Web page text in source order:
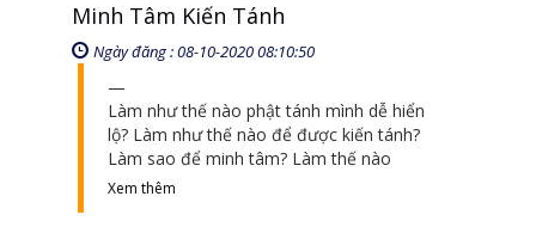
Minh Tâm Kiến Tánh
Ngày đăng : 08-10-2020 08:10:50
Làm như thế nào phật tánh mình dễ hiển
lộ? Làm như thế nào để được kiến tánh?
Làm sao để minh tâm? Làm thế nào
Xem thêm